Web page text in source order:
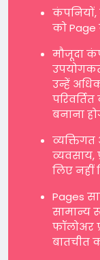
कंपनियों,
को Page
मौजूदा
उन्हें
बनाना
व्यवसाय,
लिए नहीं
Pages
सामान्य
फॉलोअर
बातचीत